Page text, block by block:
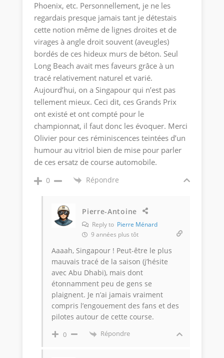
Phoenix, etc. Personnellement, je ne les
regardais presque jamais tant je détestais
cette notion même de lignes droites et de
virages à angle droit souvent (aveugles)
bordés de ces hideux murs de béton. Seul
Long Beach avait mes faveurs grâce à un
tracé relativement naturel et varié.
Aujourd’hui, on a Singapour qui n’est pas
tellement mieux. Ceci dit, ces Grands Prix
ont existé et ont compté pour le
championnat, il faut donc les évoquer. Merci
Olivier pour ces réminiscences teintées d’un
humour au vitriol bien de mise pour parler
de ces ersatz de course automobile.
0 Répondre
Pierre-Antoine
Reply to Pierre Ménard
9 années plus tôt
Aaaah, Singapour ! Peut-être le plus
mauvais tracé de la saison (j’hésite
avec Abu Dhabi), mais dont
étonnamment peu de gens se
plaignent. Je n’ai jamais vraiment
compris l’engouement des fans et des
pilotes autour de cette course.
0 Répondre